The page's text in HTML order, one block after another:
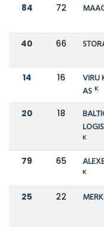
84 72
40 66
14 16
VIRU
AS K
20 18
K
79 65
K
25 22